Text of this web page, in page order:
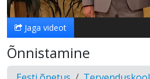
Jaga videot
Õnnistamine